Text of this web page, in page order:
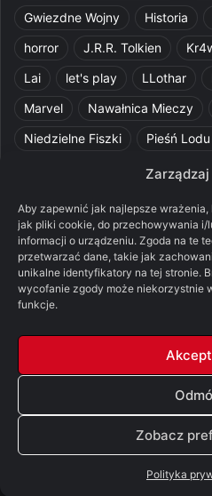
Aby zapewnić jak najlepsze
jak pliki cookie, do przechowywania i/
informacji o urządzeniu. Zgoda na te
przetwarzać dane, takie jak
unikalne identyfikatory na tej stronie.
wycofanie zgody może niekorzystnie
funkcje.
Zobacz
Polityka
Gwiezdne Wojny
Historia
horror
J.R.R. Tolkien
Lai
let's play LLothar
Marvel
Nawałnica Mieczy
Niedzielne Fiszki
Pieśń
Pquelim
recenzja książki
Ród Smoka
Starcie Królów
Star Wars
Tolkienowskie Q&A
Voo
© Copyright 2026, All
X